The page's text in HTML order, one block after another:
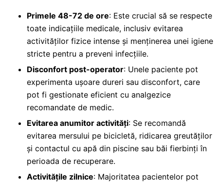
Primele 48-72 de ore: Este crucial să se respecte
toate indicațiile medicale, inclusiv evitarea
activităților fizice intense și menținerea unei igiene
stricte pentru a preveni infecțiile.
Disconfort post-operator: Unele paciente pot
experimenta ușoare dureri sau disconfort, care
pot fi gestionate eficient cu analgezice
recomandate de medic.
Evitarea anumitor activități: Se recomandă
evitarea mersului pe bicicletă, ridicarea greutăților
și contactul cu apă din piscine sau băi fierbinți în
perioada de recuperare.
Activitățile zilnice: Majoritatea pacientelor pot